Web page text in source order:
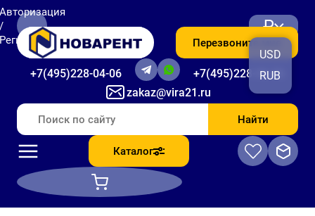
zakaz@vira21.ru
+7(495)228-04-06 +7(495)228-06-56
Перезвоните мне
₽
USD
RUB
Найти
Каталог